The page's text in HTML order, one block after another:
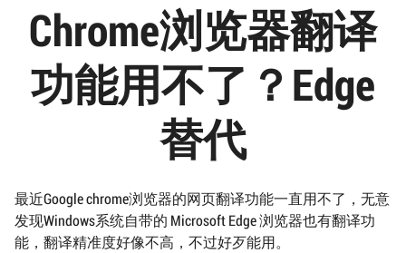
Chrome浏览器翻译
功能用不了？Edge
替代
最近Google chrome浏览器的网页翻译功能一直用不了，无意
发现Windows系统自带的 Microsoft Edge 浏览器也有翻译功
能，翻译精准度好像不高，不过好歹能用。